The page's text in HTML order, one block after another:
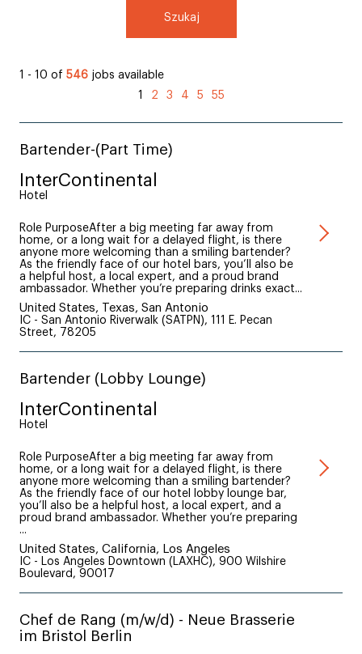
Szukaj
1 - 10 of 546 jobs available
1
2 3 4 5 55
Bartender-(Part Time)
InterContinental
Hotel
Role PurposeAfter a big meeting far away from
home, or a long wait for a delayed flight, is there
anyone more welcoming than a smiling bartender?
As the friendly face of our hotel bars, you’ll also be
a helpful host, a local expert, and a proud brand
ambassador. Whether you’re preparing drinks exact...
United States, Texas, San Antonio
IC - San Antonio Riverwalk (SATPN), 111 E. Pecan
Street, 78205
Bartender (Lobby Lounge)
InterContinental
Hotel
Role PurposeAfter a big meeting far away from
home, or a long wait for a delayed flight, is there
anyone more welcoming than a smiling bartender?
As the friendly face of our hotel lobby lounge bar,
you’ll also be a helpful host, a local expert, and a
proud brand ambassador. Whether you’re preparing
...
United States, California, Los Angeles
IC - Los Angeles Downtown (LAXHC), 900 Wilshire
Boulevard, 90017
Chef de Rang (m/w/d) - Neue Brasserie
im Bristol Berlin